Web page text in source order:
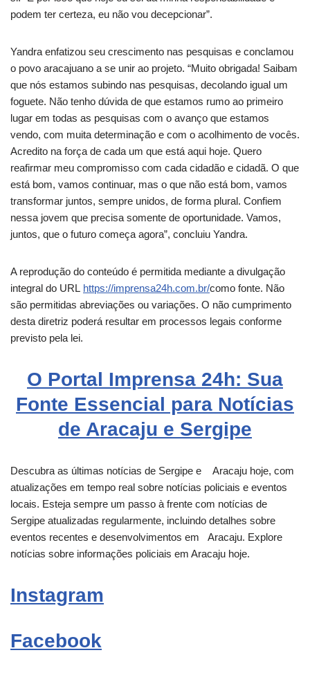
podem ter certeza, eu não vou decepcionar”.
Yandra enfatizou seu crescimento nas pesquisas e conclamou
o povo aracajuano a se unir ao projeto. “Muito obrigada! Saibam
que nós estamos subindo nas pesquisas, decolando igual um
foguete. Não tenho dúvida de que estamos rumo ao primeiro
lugar em todas as pesquisas com o avanço que estamos
vendo, com muita determinação e com o acolhimento de vocês.
Acredito na força de cada um que está aqui hoje. Quero
reafirmar meu compromisso com cada cidadão e cidadã. O que
está bom, vamos continuar, mas o que não está bom, vamos
transformar juntos, sempre unidos, de forma plural. Confiem
nessa jovem que precisa somente de oportunidade. Vamos,
juntos, que o futuro começa agora”, concluiu Yandra.
A reprodução do conteúdo é permitida mediante a divulgação
integral do URL https://imprensa24h.com.br/como fonte. Não
são permitidas abreviações ou variações. O não cumprimento
desta diretriz poderá resultar em processos legais conforme
previsto pela lei.
O Portal Imprensa 24h: Sua
Fonte Essencial para Notícias
de Aracaju e Sergipe
Descubra as últimas notícias de Sergipe e Aracaju hoje, com
atualizações em tempo real sobre notícias policiais e eventos
locais. Esteja sempre um passo à frente com notícias de
Sergipe atualizadas regularmente, incluindo detalhes sobre
eventos recentes e desenvolvimentos em
Aracaju. Explore
notícias sobre informações policiais em Aracaju hoje.
Instagram
Facebook